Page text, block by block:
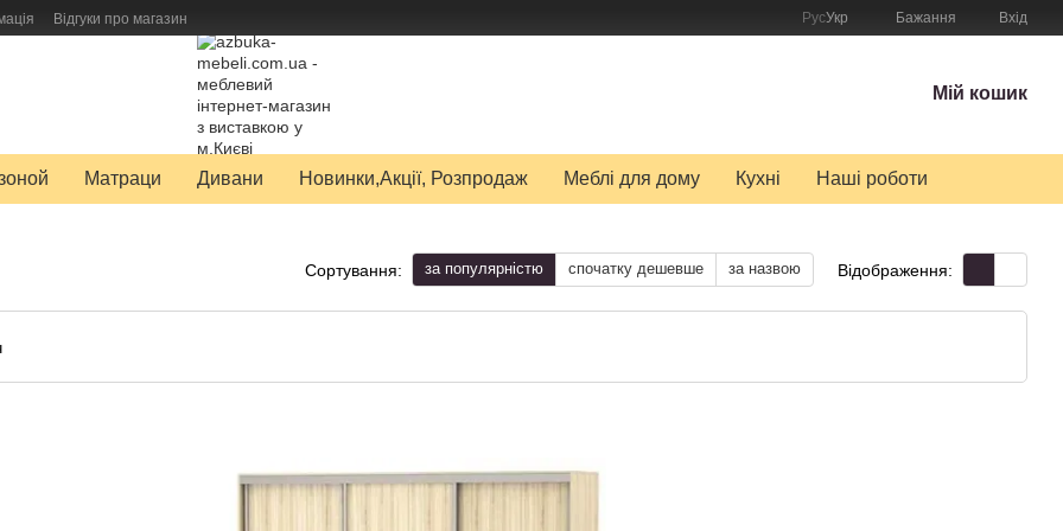
Відгуки про магазин
РусУкр Бажання Вхід
Мій кошик
Матраци Дивани Новинки,Акції, Розпродаж Меблі для дому Кухні Наші роботи
Сортування: за популярністю спочатку дешевше за назвою Відображення: